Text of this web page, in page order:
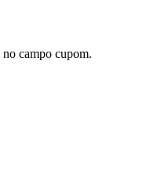
no campo cupom.